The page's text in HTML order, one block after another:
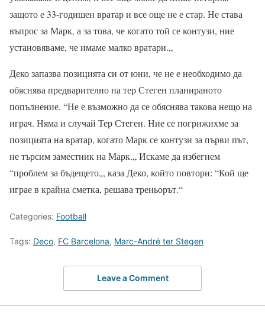
защото е 33-годишен вратар и все още не е стар. Не става
въпрос за Марк, а за това, че когато той се контузи, ние
установяваме, че имаме малко вратари.„
Деко запазва позицията си от юни, че не е необходимо да
обяснява предварително на тер Стеген планираното
попълнение. “Не е възможно да се обяснява такова нещо на
играч. Няма и случай Тер Стеген. Ние се погрижихме за
позицията на вратар, когато Марк се контузи за първи път,
не търсим заместник на Марк.„ Искаме да избегнем
“проблем за бъдещето„, каза Деко, който повтори: “Кой ще
играе в крайна сметка, решава треньорът.“
Categories: Football
Tags: Deco, FC Barcelona, Marc-André ter Stegen
Leave a Comment